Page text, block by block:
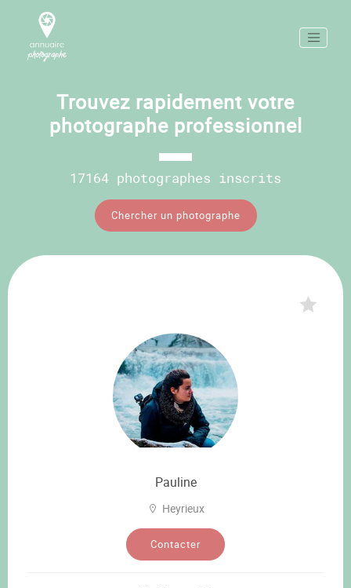
Trouvez rapidement votre
photographe professionnel
17164 photographes inscrits
Chercher un photographe
Pauline
Heyrieux
Contacter